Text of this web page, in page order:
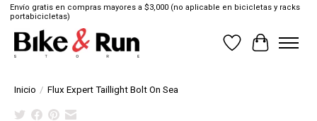
Envío gratis en compras mayores a $3,000 (no aplicable en bicicletas y racks
portabicicletas)
Lista de deseos
Cesta
Inicio / Flux Expert Taillight Bolt On Sea